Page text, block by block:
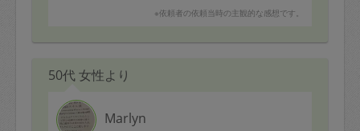
※依頼者の依頼当時の主観的な感想です。
50代 女性より
Marlyn